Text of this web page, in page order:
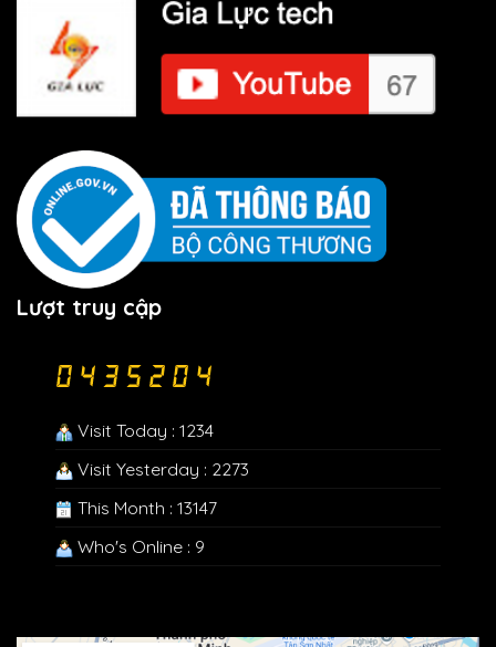
Lượt truy cập
Visit Today : 1234
Visit Yesterday : 2273
This Month : 13147
Who's Online : 9